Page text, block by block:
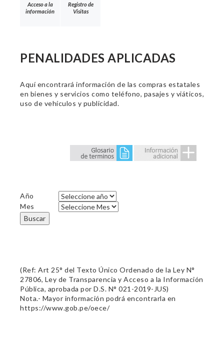
Acceso a la
información
Registro de
Visitas
PENALIDADES APLICADAS
Aquí encontrará información de las compras estatales
en bienes y servicios como teléfono, pasajes y viáticos,
uso de vehículos y publicidad.
Año
Mes
Buscar
(Ref: Art 25° del Texto Único Ordenado de la Ley N°
27806, Ley de Transparencia y Acceso a la Información
Pública, aprobada por D.S. N° 021-2019-JUS)
Nota.- Mayor información podrá encontrarla en
https://www.gob.pe/oece/